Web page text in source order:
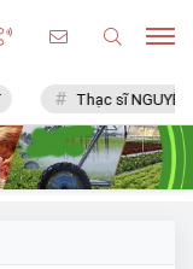
Thạc sĩ NGUYỄN